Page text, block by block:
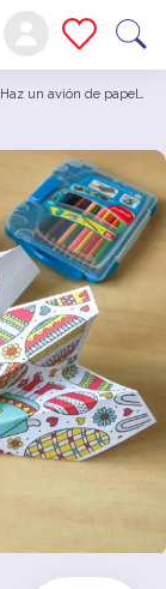
Haz un avión de papel…